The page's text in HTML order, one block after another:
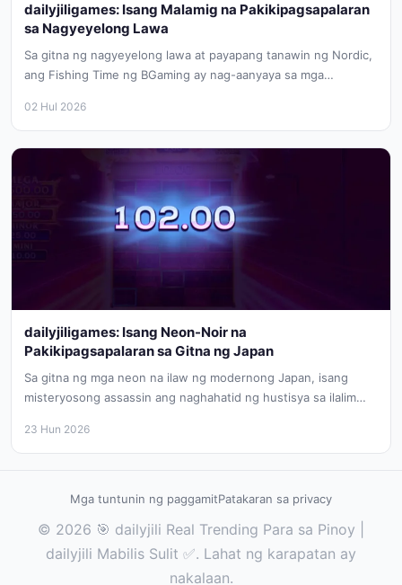
dailyjiligames: Isang Malamig na Pakikipagsapalaran
sa Nagyeyelong Lawa
Sa gitna ng nagyeyelong lawa at payapang tanawin ng Nordic,
ang Fishing Time ng BGaming ay nag-aanyaya sa mga
02 Hul 2026
dailyjiligames: Isang Neon-Noir na
Pakikipagsapalaran sa Gitna ng Japan
Sa gitna ng mga neon na ilaw ng modernong Japan, isang
misteryosong assassin ang naghahatid ng hustisya sa ilalim
23 Hun 2026
Mga tuntunin ng paggamitPatakaran sa privacy
© 2026 🎯 dailyjili Real Trending Para sa Pinoy |
dailyjili Mabilis Sulit ✅. Lahat ng karapatan ay
nakalaan.